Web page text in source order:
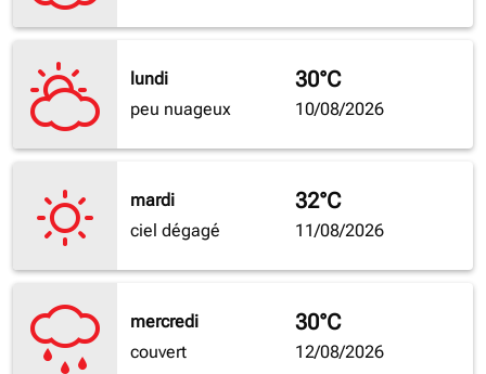
lundi
peu nuageux
30°C
10/08/2026
mardi
ciel dégagé
32°C
11/08/2026
mercredi
couvert
30°C
12/08/2026